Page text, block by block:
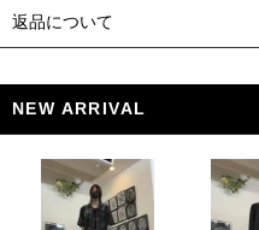
返品について
NEW ARRIVAL